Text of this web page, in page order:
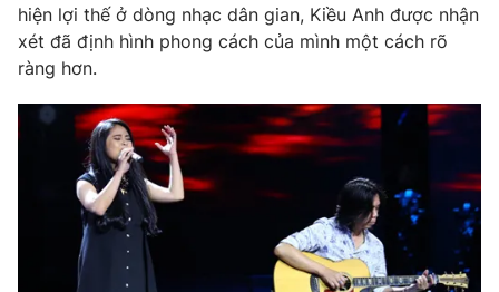
hiện lợi thế ở dòng nhạc dân gian, Kiều Anh được nhận
xét đã định hình phong cách của mình một cách rõ
ràng hơn.